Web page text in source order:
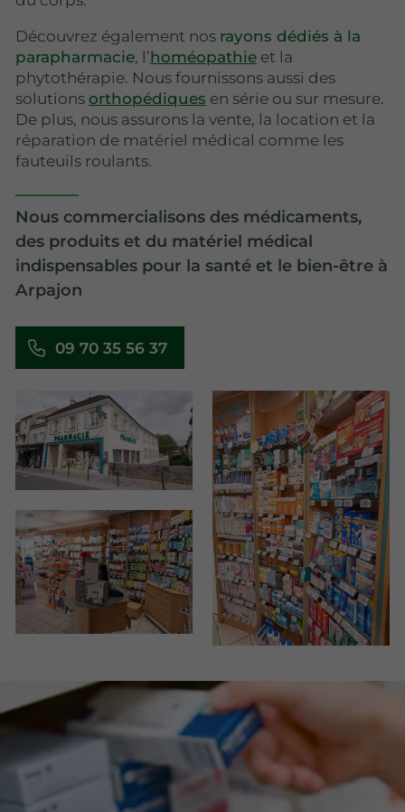
Découvrez également nos rayons dédiés à la
parapharmacie, l’homéopathie et la
phytothérapie. Nous fournissons aussi des
solutions orthopédiques en série ou sur mesure.
De plus, nous assurons la vente, la location et la
réparation de matériel médical comme les
fauteuils roulants.
Nous commercialisons des médicaments,
des produits et du matériel médical
indispensables pour la santé et le bien-être à
Arpajon
09 70 35 56 37